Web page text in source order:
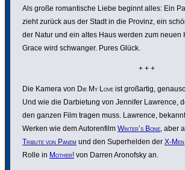
Als große roman­ti­sche Liebe beginnt alles: Ein
zieht zurück aus der Stadt in die Provinz, ein
der Natur und ein altes Haus werden zum neuen
Grace wird schwanger. Pures Glück.
+ + +
Die Kamera von Die My Love ist großartig,
Und wie die Darbie­tung von Jennifer Lawrence,
den ganzen Film tragen muss. Lawrence,
Werken wie dem Autoren­film Winter’s Bone , aber
Tribute von Panem und den Super­helden der X-Men
Rolle in Mother! von Darren Aronofsky an.